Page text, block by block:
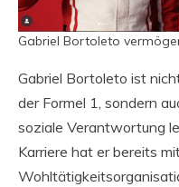
Gabriel Bortoleto
Gabriel Bortoleto ist
der Formel 1, sondern
soziale Verantwortung
Karriere hat er bereits